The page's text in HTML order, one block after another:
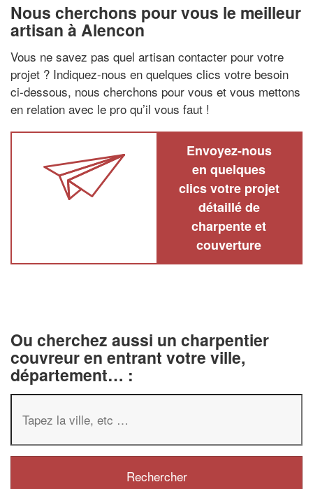
Nous cherchons pour vous le meilleur
artisan à Alencon
Vous ne savez pas quel artisan contacter pour votre
projet ? Indiquez-nous en quelques clics votre besoin
ci-dessous, nous cherchons pour vous et vous mettons
en relation avec le pro qu’il vous faut !
Envoyez-nous
en quelques
clics votre projet
détaillé de
charpente et
couverture
Ou cherchez aussi un charpentier
couvreur en entrant votre ville,
département… :